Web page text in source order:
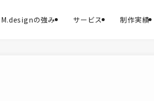
M.designの強み サービス 制作実績